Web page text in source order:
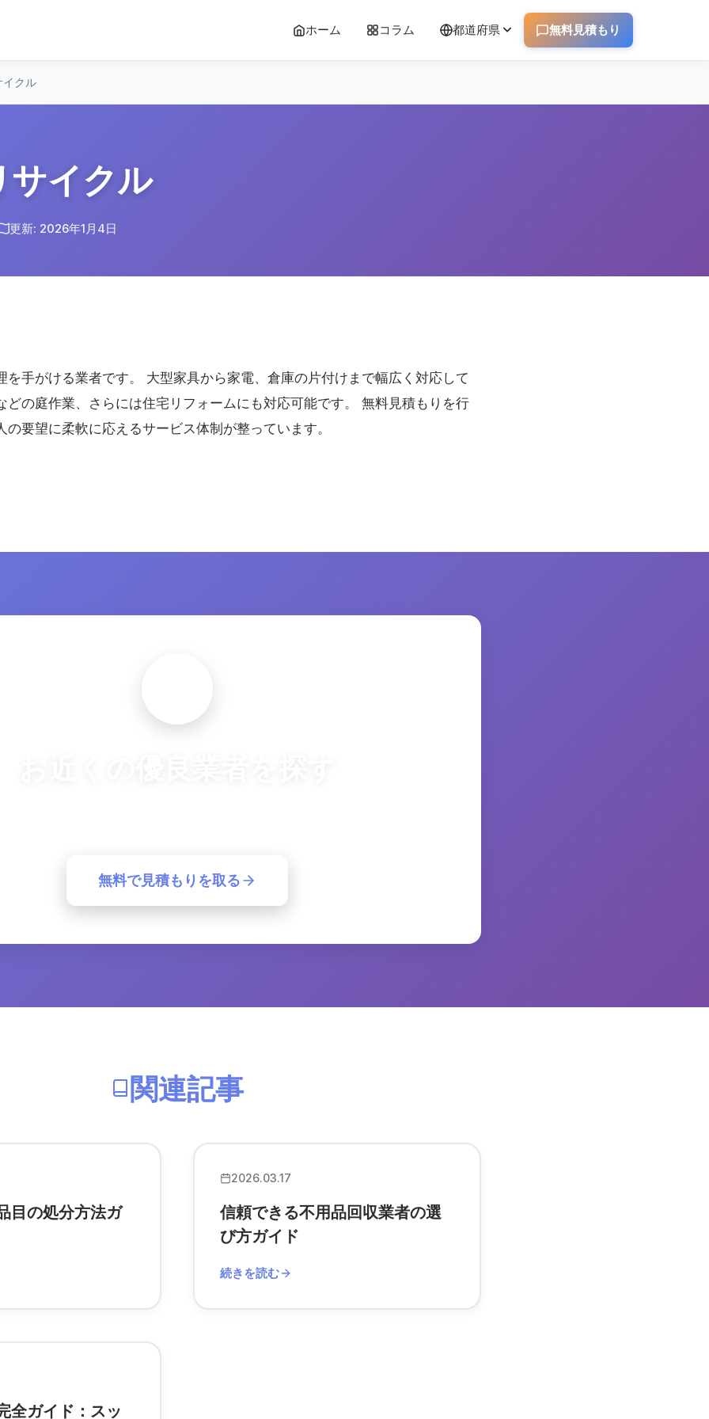
ホーム コラム 都道府県 無料見積もり
イクル
サイクル
更新: 2026年1月4日
を手がける業者です。 大型家具から家電、倉庫の片付けまで幅広く対応して
どの庭作業、さらには住宅リフォームにも対応可能です。 無料見積もりを行
要望に柔軟に応えるサービス体制が整っています。
無料で見積もりを取る
関連記事
目の処分方法ガ
2026.03.17
信頼できる不用品回収業者の選
び方ガイド
続きを読む
全ガイド：スッ